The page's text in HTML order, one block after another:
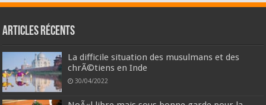
Articles récents
La difficile situation des musulmans et des
chrÃ©tiens en Inde
30/04/2022